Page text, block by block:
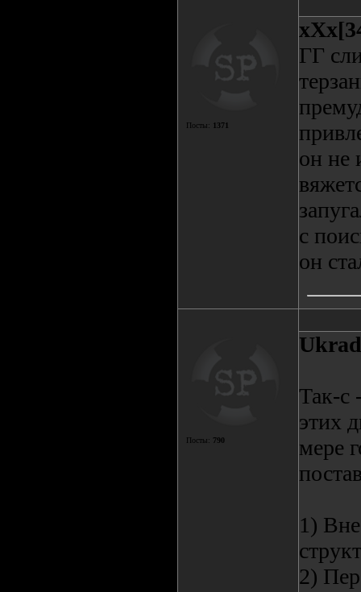
Посты: 1371
ГГ
он не
с
он
Посты: 790
Так-с
этих
мере
1)
2)